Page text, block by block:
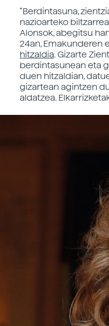
“Berdintasuna,
nazioarteko
Alonsok, abegitsu
24an, Emakunderen
hitzaldia. Gizarte
berdintasunean eta
duen hitzaldian,
gizartean agintzen
aldatzea.